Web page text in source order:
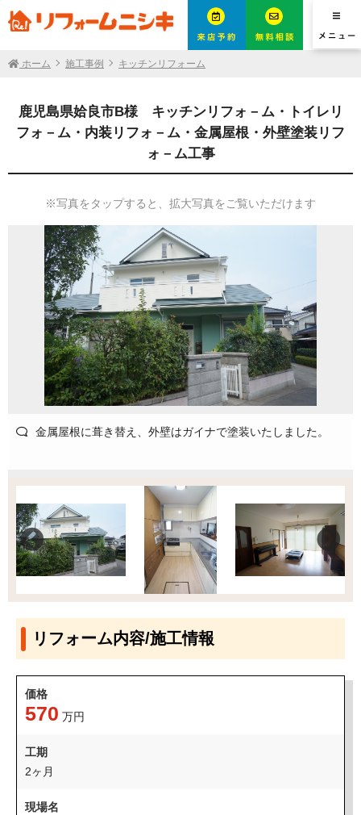
ホーム 施工事例 キッチンリフォーム
鹿児島県姶良市B様 キッチンリフォ－ム・トイレリ
フォ－ム・内装リフォ－ム・金属屋根・外壁塗装リフ
ォ－ム工事
※写真をタップすると、拡大写真をご覧いただけます
金属屋根に葺き替え、外壁はガイナで塗装いたしました。
リフォーム内容/施工情報
価格
570 万円
工期
2ヶ月
現場名